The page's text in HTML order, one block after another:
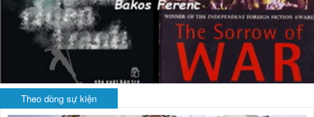
Theo dòng sự kiện